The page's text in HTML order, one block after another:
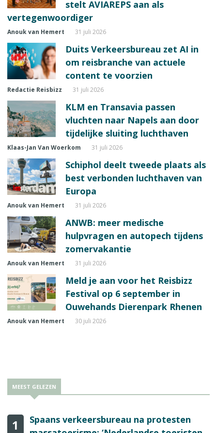
stelt AVIAREPS aan als
vertegenwoordiger
Anouk van Hemert 31 juli 2026
Duits Verkeersbureau zet AI in
om reisbranche van actuele
content te voorzien
Redactie Reisbizz 31 juli 2026
KLM en Transavia passen
vluchten naar Napels aan door
tijdelijke sluiting luchthaven
Klaas-Jan Van Woerkom 31 juli 2026
Schiphol deelt tweede plaats als
best verbonden luchthaven van
Europa
Anouk van Hemert 31 juli 2026
ANWB: meer medische
hulpvragen en autopech tijdens
zomervakantie
Anouk van Hemert 31 juli 2026
Meld je aan voor het Reisbizz
Festival op 6 september in
Ouwehands Dierenpark Rhenen
Anouk van Hemert 30 juli 2026
MEEST GELEZEN
1
Spaans verkeersbureau na protesten